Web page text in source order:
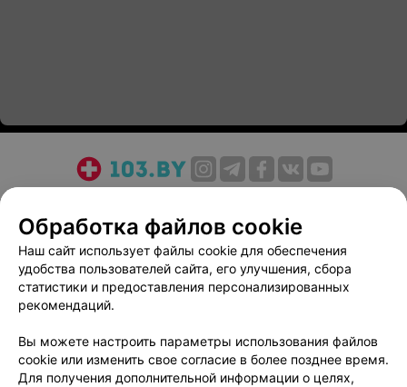
Медицинский маркетинг
Публичный договор
Пользовательское соглашение
Способы оплаты
Вакансии
Партнеры
Написать руководителю 103.by
Персональные настройки cookie
Обработка персональных данных
Обработка файлов cookie
Наш сайт использует файлы cookie для обеспечения
удобства пользователей сайта, его улучшения, сбора
статистики и предоставления персонализированных
рекомендаций.
Вы можете настроить параметры использования файлов
cookie или изменить свое согласие в более позднее время.
Для получения дополнительной информации о целях,